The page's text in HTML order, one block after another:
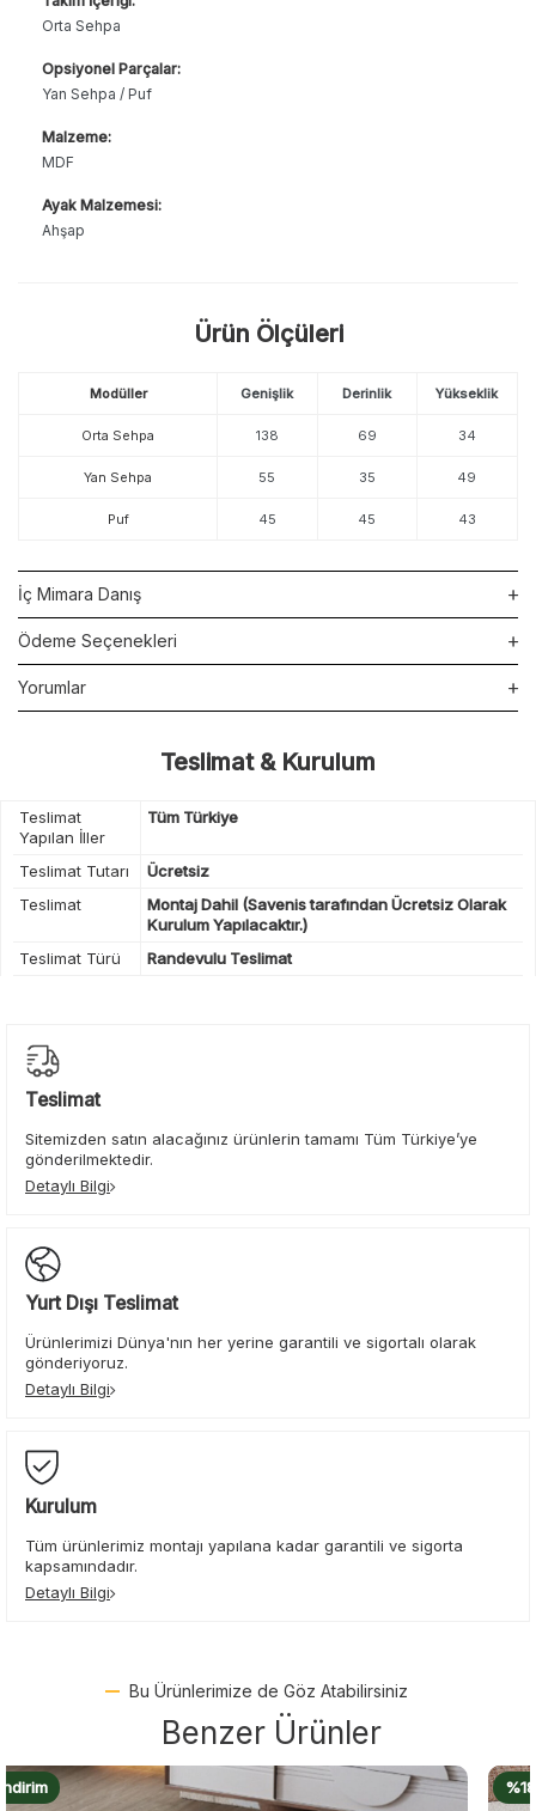
Orta Sehpa
Opsiyonel Parçalar:
Yan Sehpa / Puf
Malzeme:
MDF
Ayak Malzemesi:
Ahşap
Ürün Ölçüleri
Modüller Genişlik Derinlik Yükseklik
Orta Sehpa 138 69 34
Yan Sehpa 55 35 49
Puf 45 45 43
İç Mimara Danış
Ödeme Seçenekleri
Yorumlar
Teslimat & Kurulum
Teslimat
Yapılan İller
Tüm Türkiye
Teslimat Tutarı
Ücretsiz
Teslimat
Montaj Dahil (Savenis tarafından Ücretsiz Olarak
Kurulum Yapılacaktır.)
Teslimat Türü
Randevulu Teslimat
Teslimat
Sitemizden satın alacağınız ürünlerin tamamı Tüm Türkiye’ye
gönderilmektedir.
Detaylı Bilgi
Yurt Dışı Teslimat
Ürünlerimizi Dünya'nın her yerine garantili ve sigortalı olarak
gönderiyoruz.
Detaylı Bilgi
Kurulum
Tüm ürünlerimiz montajı yapılana kadar garantili ve sigorta
kapsamındadır.
Detaylı Bilgi
Bu Ürünlerimize de Göz Atabilirsiniz
Benzer Ürünler
%18 İndirim